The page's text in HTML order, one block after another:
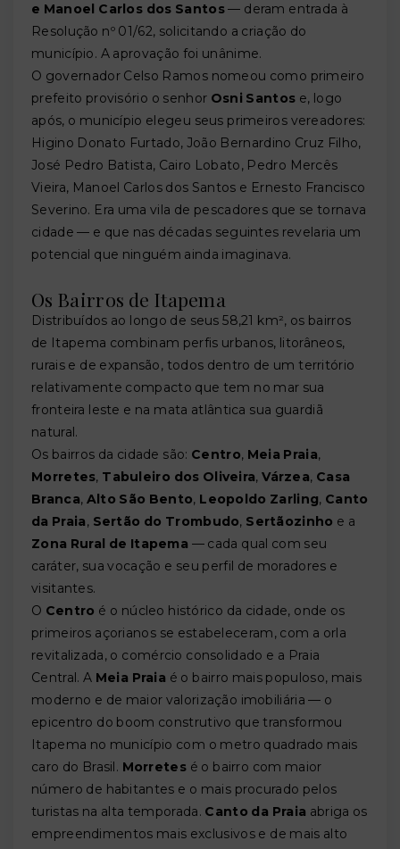
e Manoel Carlos dos Santos— deram entrada à
Resolução nº 01/62, solicitando a criação do
município. A aprovação foi unânime.
O governador Celso Ramos nomeou como primeiro
prefeito provisório o senhor Osni Santos e, logo
após, o município elegeu seus primeiros vereadores:
Higino Donato Furtado, João Bernardino Cruz Filho,
José Pedro Batista, Cairo Lobato, Pedro Mercês
Vieira, Manoel Carlos dos Santos e Ernesto Francisco
Severino. Era uma vila de pescadores que se tornava
cidade — e que nas décadas seguintes revelaria um
potencial que ninguém ainda imaginava.
Os Bairros de Itapema
Distribuídos ao longo de seus 58,21 km², os bairros
de Itapema combinam perfis urbanos, litorâneos,
rurais e de expansão, todos dentro de um território
relativamente compacto que tem no mar sua
fronteira leste e na mata atlântica sua guardiã
natural.
Os bairros da cidade são: Centro, Meia Praia,
Morretes, Tabuleiro dos Oliveira,Várzea, Casa
Branca, Alto São Bento, Leopoldo Zarling, Canto
da Praia, Sertão do Trombudo, Sertãozinho e a
Zona Rural de Itapema — cada qual com seu
caráter, sua vocação e seu perfil de moradores e
visitantes.
O Centro é o núcleo histórico da cidade, onde os
primeiros açorianos se estabeleceram, com a orla
revitalizada, o comércio consolidado e a Praia
Central. A Meia Praia é o bairro mais populoso, mais
moderno e de maior valorização imobiliária — o
epicentro do boom construtivo que transformou
Itapema no município com o metro quadrado mais
caro do Brasil. Morretesé o bairro com maior
número de habitantes e o mais procurado pelos
turistas na alta temporada. Canto da Praia abriga os
empreendimentos mais exclusivos e de mais alto